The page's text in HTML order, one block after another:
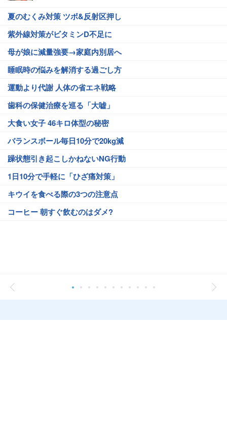
夏のむくみ対策 ツボ&反射区押し
紫外線対策がビタミンD不足に
母が娘に減量強要→家庭内別居へ
睡眠時の悩みを解消する過ごし方
運動より代謝 人体の省エネ戦略
歯科の保健治療を巡る「大嘘」
大食い女子 46キロ体型の秘密
バランスボール毎日10分で20kg減
躁状態引き起こしかねないNG行動
1日10分で手軽に「ひざ痛対策」
キウイを食べる際の3つの注意点
コーヒー 朝すぐ飲むのはダメ?